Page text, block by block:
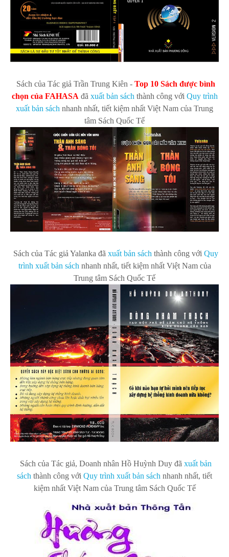
Sách của Tác giả Trần Trung Kiên - Top 10 Sách được bình
chọn của FAHASA đã xuất bản sách thành công với Quy trình
xuất bản sách nhanh nhất, tiết kiệm nhất Việt Nam của Trung
tâm Sách Quốc Tế
Sách của Tác giả Yalanka đã xuất bản sách thành công với Quy
trình xuất bản sách nhanh nhất, tiết kiệm nhất Việt Nam của
Trung tâm Sách Quốc Tế
Sách của Tác giả, Doanh nhân Hồ Huỳnh Duy đã xuất bản
sách thành công với Quy trình xuất bản sách nhanh nhất, tiết
kiệm nhất Việt Nam của Trung tâm Sách Quốc Tế